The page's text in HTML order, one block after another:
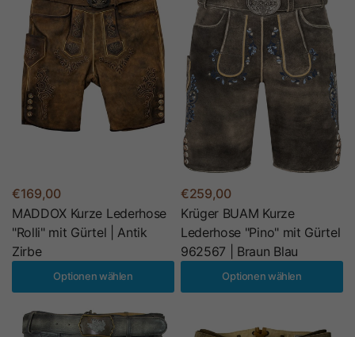
€169,00
MADDOX Kurze Lederhose
"Rolli" mit Gürtel | Antik
Zirbe
Optionen wählen
€259,00
Krüger BUAM Kurze
Lederhose "Pino" mit Gürtel
962567 | Braun Blau
Optionen wählen